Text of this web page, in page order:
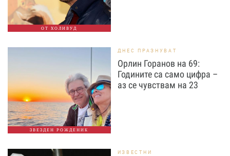
ОТ ХОЛИВУД
ЗВЕЗДЕН РОЖДЕНИК
ДНЕС ПРАЗНУВАТ
Орлин Горанов на 69:
Годините са само цифра –
аз се чувствам на 23
ИЗВЕСТНИ